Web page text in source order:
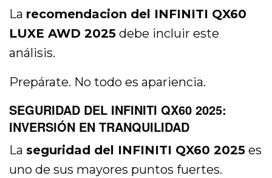
La recomendacion del INFINITI QX60
LUXE AWD 2025 debe incluir este
análisis.
Prepárate. No todo es apariencia.
SEGURIDAD DEL INFINITI QX60 2025:
INVERSIÓN EN TRANQUILIDAD
La seguridad del INFINITI QX60 2025 es
uno de sus mayores puntos fuertes.